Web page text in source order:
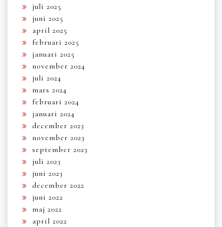
juli 2025
juni 2025
april 2025
februari 2025
januari 2025
november 2024
juli 2024
mars 2024
februari 2024
januari 2024
december 2023
november 2023
september 2023
juli 2023
juni 2023
december 2022
juni 2022
maj 2022
april 2022